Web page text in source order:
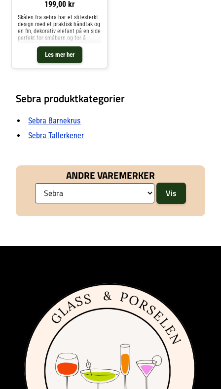
199,00 kr
Les mer her
Skålen fra sebra har et slitesterkt
design med et praktisk håndtak og
en fin, dekorativ elefant på en side
perfekt for småbarn og for å
mellom to forskjellige farger.
Kombiner skålen med skje fra
Sebra. Om skålen fra sebra- Laget
oppvaskmaskin.- Tåler fryser. Kjøp
Barnetallerkener og andre Barnas
Design.
Sebra produktkategorier
Sebra Barnekrus
Sebra Tallerkener
ANDRE VAREMERKER